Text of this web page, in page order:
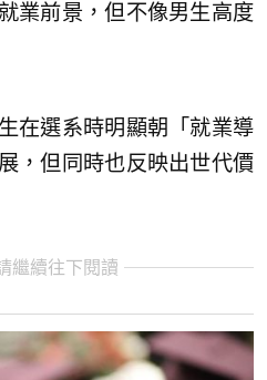
業前景，但不像男生高度
在選系時明顯朝「就業導
，但同時也反映出世代價
繼續往下閱讀